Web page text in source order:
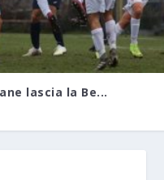
lascia la Be...